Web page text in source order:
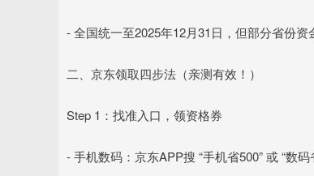
- 全国统一至2025年12月31日，但部分省份
二、京东领取四步法（亲测有效！）
Step 1：找准入口，领资格券
- 手机数码：京东APP搜 “手机省500” 或 “数码